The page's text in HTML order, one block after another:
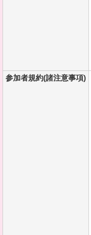
参加者規約(諸注意事項)